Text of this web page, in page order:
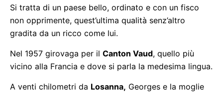
Si tratta di un paese bello, ordinato e con un fisco
non opprimente, quest’ultima qualità senz’altro
gradita da un ricco come lui.
Nel 1957 girovaga per il Canton Vaud, quello più
vicino alla Francia e dove si parla la medesima lingua.
A venti chilometri da Losanna, Georges e la moglie